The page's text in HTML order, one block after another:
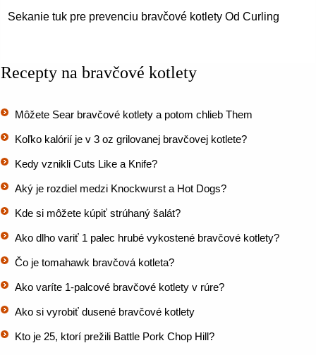
Sekanie tuk pre prevenciu bravčové kotlety Od Curling
Recepty na bravčové kotlety
Môžete Sear bravčové kotlety a potom chlieb Them
Koľko kalórií je v 3 oz grilovanej bravčovej kotlete?
Kedy vznikli Cuts Like a Knife?
Aký je rozdiel medzi Knockwurst a Hot Dogs?
Kde si môžete kúpiť strúhaný šalát?
Ako dlho variť 1 palec hrubé vykostené bravčové kotlety?
Čo je tomahawk bravčová kotleta?
Ako varíte 1-palcové bravčové kotlety v rúre?
Ako si vyrobiť dusené bravčové kotlety
Kto je 25, ktorí prežili Battle Pork Chop Hill?